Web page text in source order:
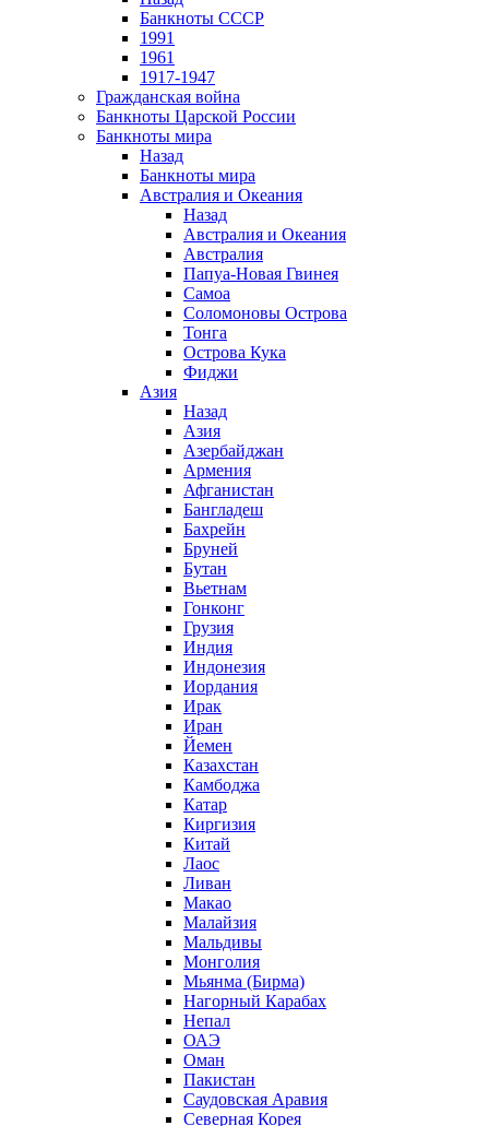
Банкноты СССР
1991
1961
1917-1947
Гражданская война
Банкноты Царской России
Банкноты мира
Назад
Банкноты мира
Австралия и Океания
Назад
Австралия и Океания
Австралия
Папуа-Новая Гвинея
Самоа
Соломоновы Острова
Тонга
Острова Кука
Фиджи
Азия
Назад
Азия
Азербайджан
Армения
Афганистан
Бангладеш
Бахрейн
Бруней
Бутан
Вьетнам
Гонконг
Грузия
Индия
Индонезия
Иордания
Ирак
Иран
Йемен
Казахстан
Камбоджа
Катар
Киргизия
Китай
Лаос
Ливан
Макао
Малайзия
Мальдивы
Монголия
Мьянма (Бирма)
Нагорный Карабах
Непал
ОАЭ
Оман
Пакистан
Саудовская Аравия
Северная Корея